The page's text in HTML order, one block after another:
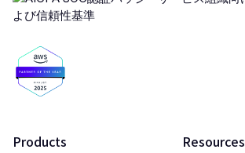
Products Resources